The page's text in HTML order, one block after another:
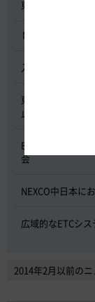
東名高速道路宇
NEXCO中日本グ
入札に係る不正
東名高速道路 中
止委員会
E20 中央道を跨
会
NEXCO中日本に
広域的なETCシ
2014年2月以前の